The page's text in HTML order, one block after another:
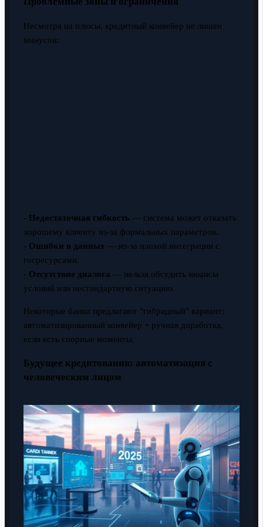
Несмотря на плюсы, кредитный конвейер не лишен
минусов:
- Недостаточная гибкость — система может отказать
хорошему клиенту из-за формальных параметров.
- Ошибки в данных — из-за плохой интеграции с
госресурсами.
- Отсутствие диалога — нельзя обсудить нюансы
условий или нестандартную ситуацию.
Некоторые банки предлагают "гибридный" вариант:
автоматизированный конвейер + ручная доработка,
если есть спорные моменты.
Будущее кредитования: автоматизация с
человеческим лицом